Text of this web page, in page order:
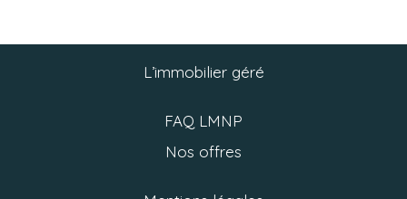
L’immobilier géré
FAQ LMNP
Nos offres